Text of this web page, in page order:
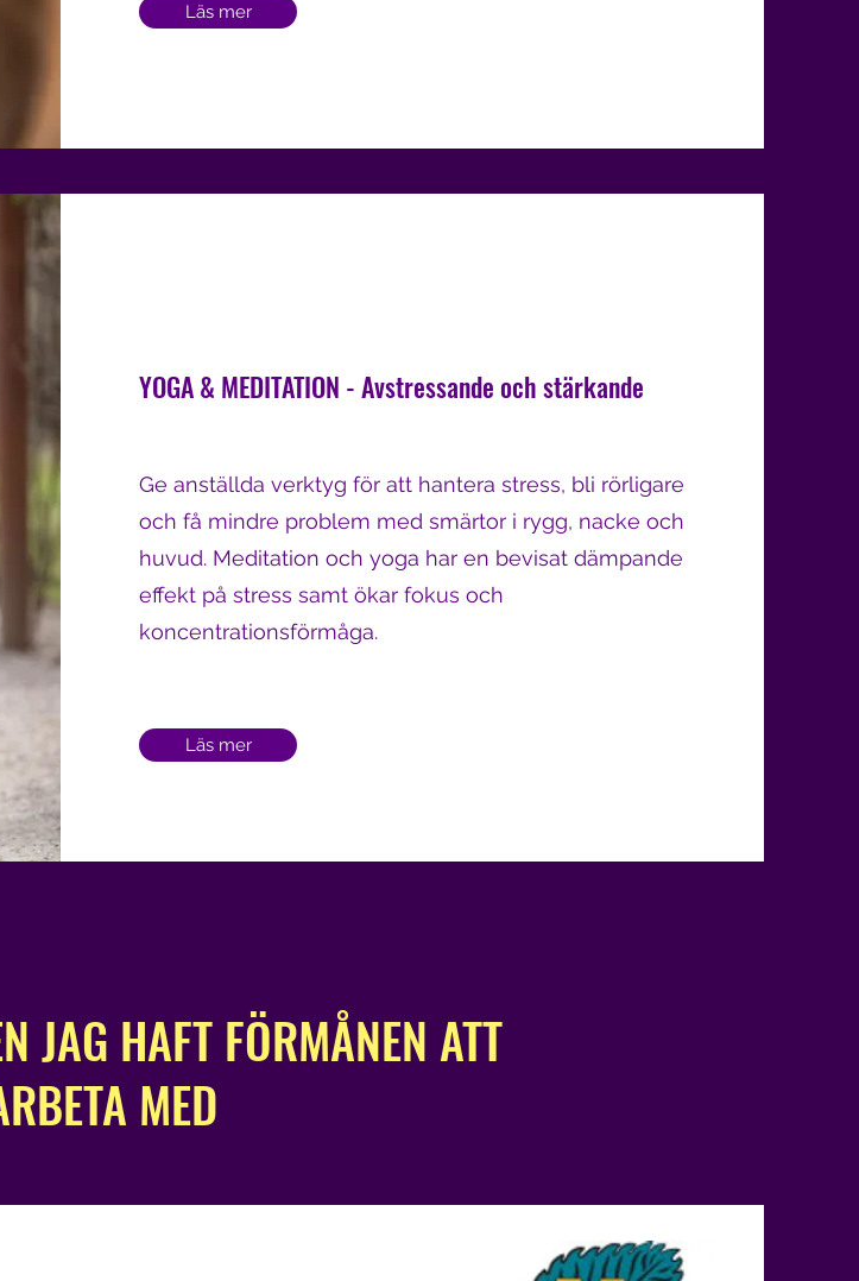
Läs mer
YOGA & MEDITATION - Avstressande och stärkande
Ge anställda verktyg för att hantera stress, bli rörligare
och få mindre problem med smärtor i rygg, nacke och
huvud. Meditation och yoga har en bevisat dämpande
effekt på stress samt ökar fokus och
koncentrationsförmåga.
Läs mer
JAG HAFT FÖRMÅNEN ATT
MED